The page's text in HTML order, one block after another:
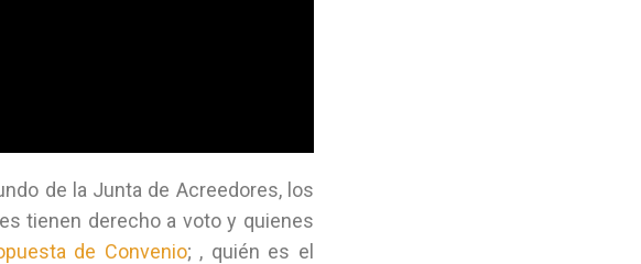
de la Junta de Acreedores, los
tienen derecho a voto y quienes
de Convenio; , quién es el